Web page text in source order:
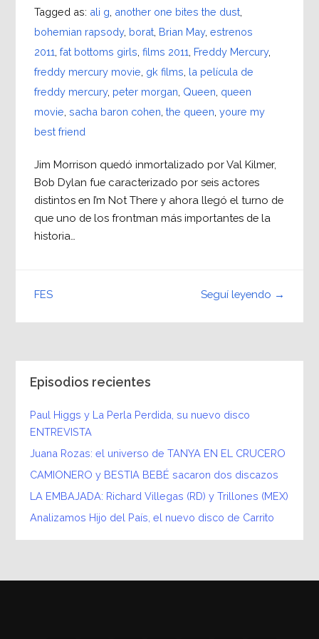
Tagged as: ali g another one bites the dust,
bohemian rapsody, borat, Brian May, estrenos
2011 fat bottoms girls films 2011 Freddy Mercury,
freddy mercury movie gk films la película de
freddy mercury, peter morgan Queen queen
movie sacha baron cohen the queen youre my
best friend
Jim Morrison quedó inmortalizado por Val Kilmer,
Bob Dylan fue caracterizado por seis actores
distintos en I’m Not There y ahora llegó el turno de
que uno de los frontman más importantes de la
historia…
Seguí leyendo →
FES
Episodios recientes
Paul Higgs y La Perla Perdida, su nuevo disco
ENTREVISTA
Juana Rozas: el universo de TANYA EN EL CRUCERO
CAMIONERO y BESTIA BEBÉ sacaron dos discazos
LA EMBAJADA: Richard Villegas (RD) y Trillones (MEX)
Analizamos Hijo del País, el nuevo disco de Carrito